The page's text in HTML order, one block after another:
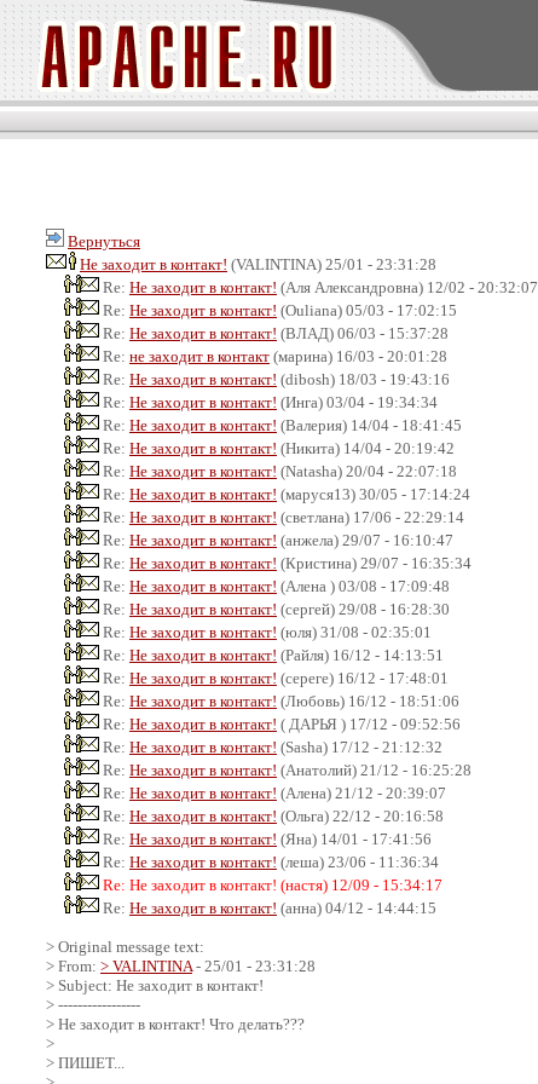
Вернуться
Не заходит в контакт! (VALINTINA) 25/01 - 23:31:28
Re: Не заходит в контакт! (Аля Александровна) 12/02 - 20:32:07
Re: Не заходит в контакт! (Ouliana) 05/03 - 17:02:15
Re: Не заходит в контакт! (ВЛАД) 06/03 - 15:37:28
Re: не заходит в контакт (марина) 16/03 - 20:01:28
Re: Не заходит в контакт! (dibosh) 18/03 - 19:43:16
Re: Не заходит в контакт! (Инга) 03/04 - 19:34:34
Re: Не заходит в контакт! (Валерия) 14/04 - 18:41:45
Re: Не заходит в контакт! (Никита) 14/04 - 20:19:42
Re: Не заходит в контакт! (Natasha) 20/04 - 22:07:18
Re: Не заходит в контакт! (маруся13) 30/05 - 17:14:24
Re: Не заходит в контакт! (светлана) 17/06 - 22:29:14
Re: Не заходит в контакт! (анжела) 29/07 - 16:10:47
Re: Не заходит в контакт! (Кристина) 29/07 - 16:35:34
Re: Не заходит в контакт! (Алена ) 03/08 - 17:09:48
Re: Не заходит в контакт! (сергей) 29/08 - 16:28:30
Re: Не заходит в контакт! (юля) 31/08 - 02:35:01
Re: Не заходит в контакт! (Райля) 16/12 - 14:13:51
Re: Не заходит в контакт! (сереге) 16/12 - 17:48:01
Re: Не заходит в контакт! (Любовь) 16/12 - 18:51:06
Re: Не заходит в контакт! ( ДАРЬЯ ) 17/12 - 09:52:56
Re: Не заходит в контакт! (Sasha) 17/12 - 21:12:32
Re: Не заходит в контакт! (Анатолий) 21/12 - 16:25:28
Re: Не заходит в контакт! (Алена) 21/12 - 20:39:07
Re: Не заходит в контакт! (Ольга) 22/12 - 20:16:58
Re: Не заходит в контакт! (Яна) 14/01 - 17:41:56
Re: Не заходит в контакт! (леша) 23/06 - 11:36:34
Re: Не заходит в контакт! (настя) 12/09 - 15:34:17
Re: Не заходит в контакт! (анна) 04/12 - 14:44:15
> Original message text:
> From: > VALINTINA - 25/01 - 23:31:28
> Subject: Не заходит в контакт!
> -----------------
> Не заходит в контакт! Что делать???
>
> ПИШЕТ...